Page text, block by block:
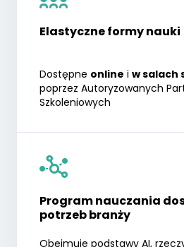
Elastyczne formy nauki
Dostępne online i w salach
poprzez Autoryzowanych
Szkoleniowych
Program nauczania
potrzeb branży
Obejmuje podstawy AI,